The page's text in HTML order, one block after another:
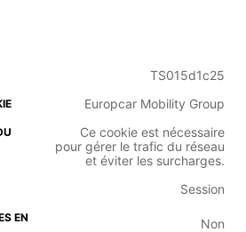
TS015d1c25
Europcar Mobility Group
Ce cookie est nécessaire
pour gérer le trafic du réseau
et éviter les surcharges.
Session
Non